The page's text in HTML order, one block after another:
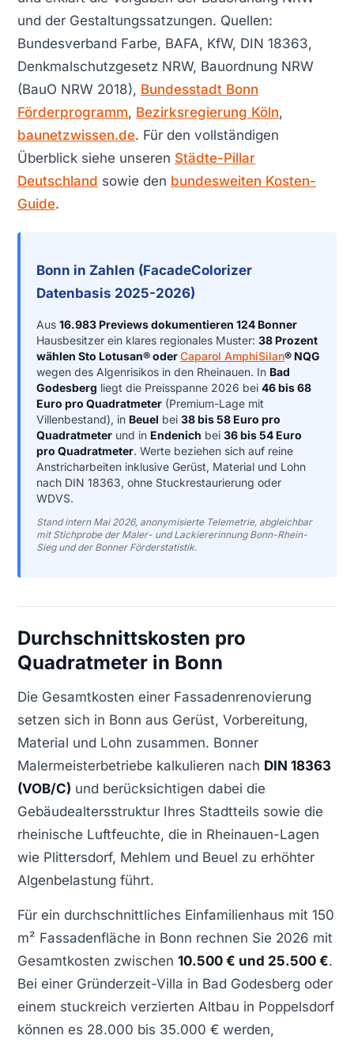
und der Gestaltungssatzungen. Quellen:
Bundesverband Farbe, BAFA, KfW, DIN 18363,
Denkmalschutzgesetz NRW, Bauordnung NRW
(BauO NRW 2018), Bundesstadt Bonn
Förderprogramm, Bezirksregierung Köln,
baunetzwissen.de. Für den vollständigen
Überblick siehe unseren Städte-Pillar
Deutschland sowie den bundesweiten Kosten-
Guide.
Bonn in Zahlen (FacadeColorizer
Datenbasis 2025-2026)
Aus 16.983 Previews dokumentieren 124 Bonner
Hausbesitzer ein klares regionales Muster: 38 Prozent
wählen Sto Lotusan® oderCaparol AmphiSilan® NQG
wegen des Algenrisikos in den Rheinauen. In Bad
Godesberg liegt die Preisspanne 2026 bei 46 bis 68
Euro pro Quadratmeter (Premium-Lage mit
Villenbestand), in Beuel bei 38 bis 58 Euro pro
Quadratmeter und in Endenich bei 36 bis 54 Euro
pro Quadratmeter. Werte beziehen sich auf reine
Anstricharbeiten inklusive Gerüst, Material und Lohn
nach DIN 18363, ohne Stuckrestaurierung oder
WDVS.
Stand intern Mai 2026, anonymisierte Telemetrie, abgleichbar
mit Stichprobe der Maler- und Lackiererinnung Bonn-Rhein-
Sieg und der Bonner Förderstatistik.
Durchschnittskosten pro
Quadratmeter in Bonn
Die Gesamtkosten einer Fassadenrenovierung
setzen sich in Bonn aus Gerüst, Vorbereitung,
Material und Lohn zusammen. Bonner
Malermeisterbetriebe kalkulieren nach DIN 18363
(VOB/C) und berücksichtigen dabei die
Gebäudealtersstruktur Ihres Stadtteils sowie die
rheinische Luftfeuchte, die in Rheinauen-Lagen
wie Plittersdorf, Mehlem und Beuel zu erhöhter
Algenbelastung führt.
Für ein durchschnittliches Einfamilienhaus mit 150
m² Fassadenfläche in Bonn rechnen Sie 2026 mit
Gesamtkosten zwischen 10.500 € und 25.500 €.
Bei einer Gründerzeit-Villa in Bad Godesberg oder
einem stuckreich verzierten Altbau in Poppelsdorf
können es 28.000 bis 35.000 € werden,